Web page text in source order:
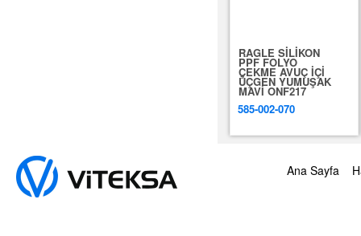
RAGLE SİLİKON
PPF FOLYO
ÇEKME AVUÇ İÇİ
ÜÇGEN YUMUŞAK
MAVİ ONF217
585-002-070
Ana Sayfa